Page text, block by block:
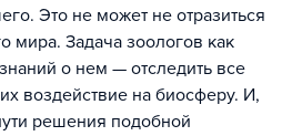
Это не может не отразиться
мира. Задача зоологов как
о нем — отследить все
воздействие на биосферу. И,
решения подобной